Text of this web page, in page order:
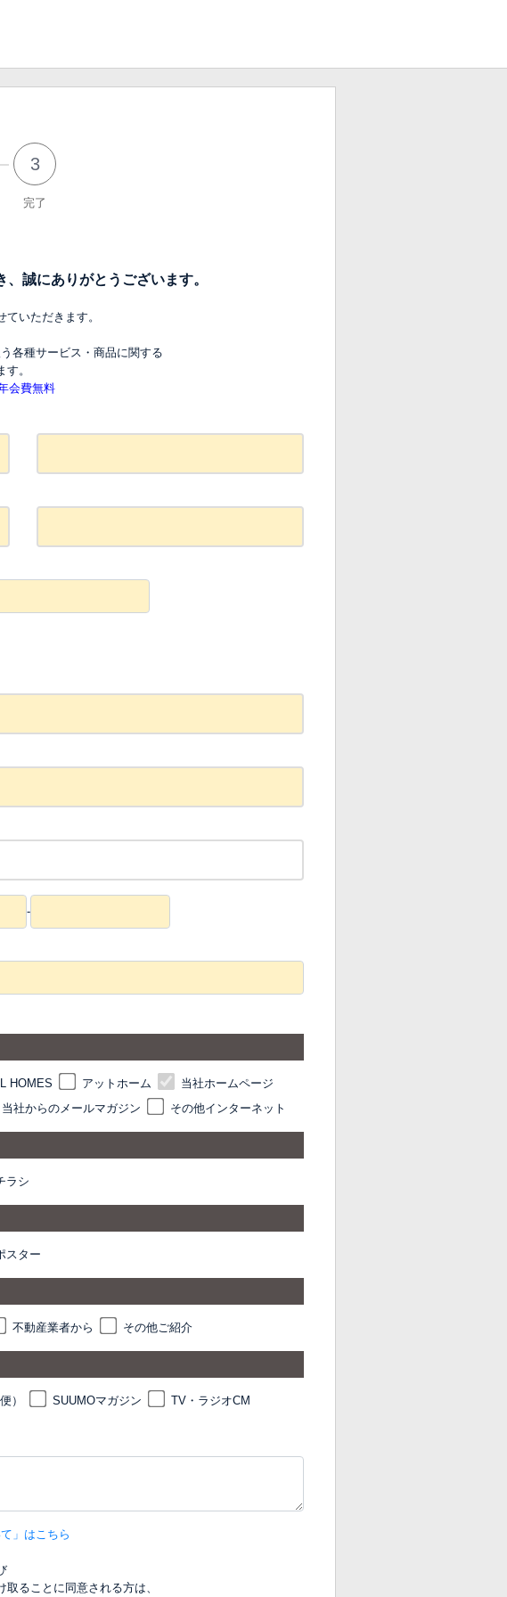
3
完了
誠にありがとうございます。
いただきます。
各種サービス・商品に関する
。
会費無料
-
HOMES アットホーム
当社ホームページ
当社からのメールマガジン その他インターネット
ラシ
スター
不動産業者から その他ご紹介
） SUUMOマガジン
TV・ラジオCM
」はこちら
ることに同意される方は、